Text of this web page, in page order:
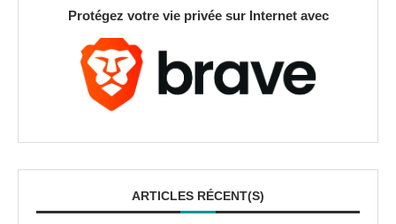
Protégez votre vie privée sur Internet avec
ARTICLES RÉCENT(S)